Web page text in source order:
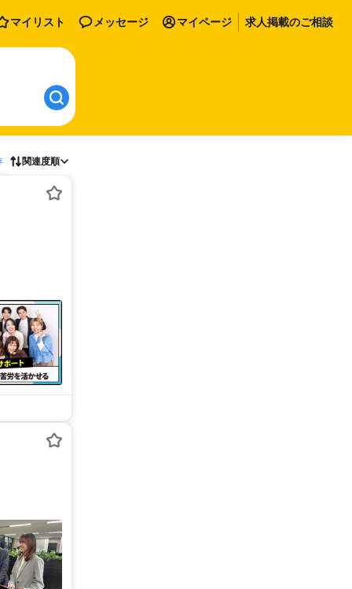
マイリスト メッセージ マイページ 求人掲載のご相談
関連度順